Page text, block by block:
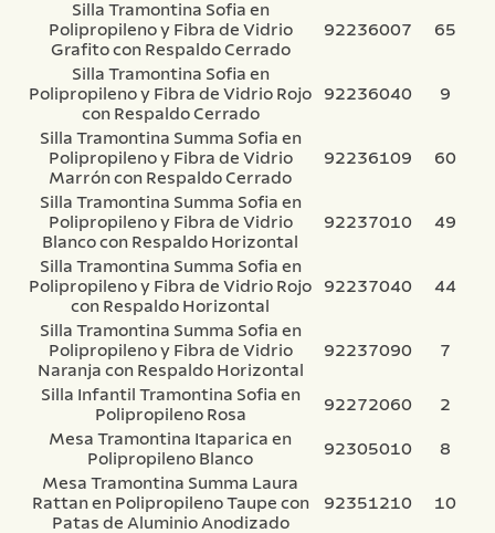
Silla Tramontina Sofia en
Polipropileno y Fibra de Vidrio
Grafito con Respaldo Cerrado
92236007 65
Silla Tramontina Sofia en
Polipropileno y Fibra de Vidrio Rojo
con Respaldo Cerrado
92236040 9
Silla Tramontina Summa Sofia en
Polipropileno y Fibra de Vidrio
Marrón con Respaldo Cerrado
92236109 60
Silla Tramontina Summa Sofia en
Polipropileno y Fibra de Vidrio
Blanco con Respaldo Horizontal
92237010 49
Silla Tramontina Summa Sofia en
Polipropileno y Fibra de Vidrio Rojo
con Respaldo Horizontal
92237040 44
Silla Tramontina Summa Sofia en
Polipropileno y Fibra de Vidrio
Naranja con Respaldo Horizontal
92237090 7
Silla Infantil Tramontina Sofia en
Polipropileno Rosa
92272060
2
Mesa Tramontina Itaparica en
Polipropileno Blanco
92305010
8
Mesa Tramontina Summa Laura
Rattan en Polipropileno Taupe con
Patas de Aluminio Anodizado
92351210 10